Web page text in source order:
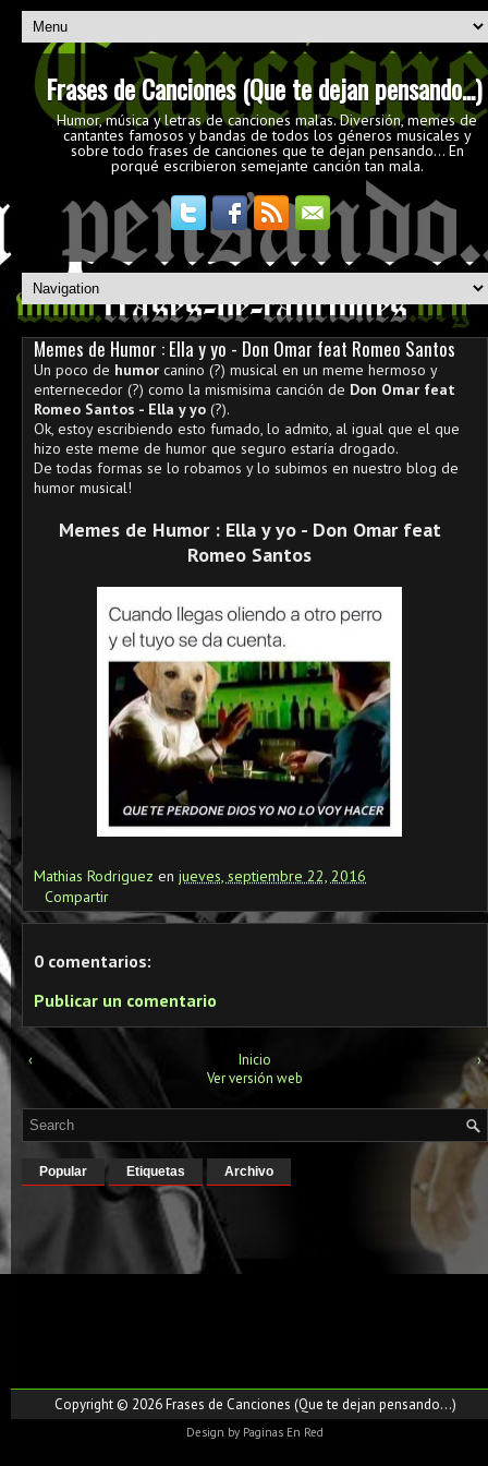
Frases de Canciones (Que te dejan pensando...)
Humor, música y letras de canciones malas. Diversión, memes de
cantantes famosos y bandas de todos los géneros musicales y
sobre todo frases de canciones que te dejan pensando... En
porqué escribieron semejante canción tan mala.
Memes de Humor : Ella y yo - Don Omar feat Romeo Santos
Un poco de humor canino (?) musical en un meme hermoso y
enternecedor (?) como la mismisima canción de Don Omar feat
Romeo Santos - Ella y yo (?).
Ok, estoy escribiendo esto fumado, lo admito, al igual que el que
hizo este meme de humor que seguro estaría drogado.
De todas formas se lo robamos y lo subimos en nuestro blog de
humor musical!
Memes de Humor : Ella y yo - Don Omar feat
Romeo Santos
Mathias Rodriguez en jueves, septiembre 22, 2016
Compartir
0 comentarios:
Publicar un comentario
‹ ›
Inicio
Ver versión web
Popular Etiquetas Archivo
Copyright © 2026Frases de Canciones (Que te dejan pensando...)
Design by Paginas En Red